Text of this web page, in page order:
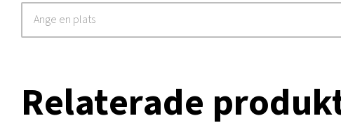
Relaterade